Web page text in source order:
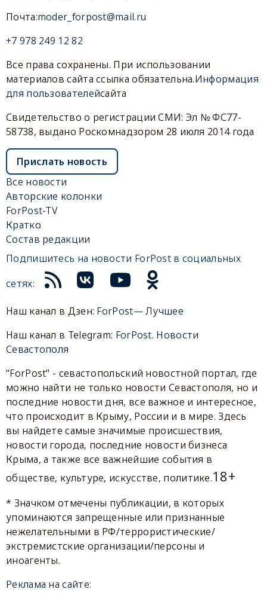
Почта:moder_forpost@mail.ru
+7 978 249 12 82
Все права сохранены. При использовании
материалов сайта ссылка обязательна.Информация
для пользователейсайта
Свидетельство о регистрации СМИ: Эл № ФС77-
58738, выдано Роскомнадзором 28 июля 2014 года
Прислать новость
Все новости
Авторские колонки
ForPost-TV
Кратко
Состав редакции
Подпишитесь на новости ForPost в социальных
сетях:
Наш канал в Дзен: ForPost— Лучшее
Наш канал в Telegram: ForPost. Новости
Севастополя
"ForPost" - севастопольский новостной портал, где
можно найти не только новости Севастополя, но и
последние новости дня, все важное и интересное,
что происходит в Крыму, России и в мире. Здесь
вы найдете самые значимые происшествия,
новости города, последние новости бизнеса
Крыма, а также все важнейшие события в
обществе, культуре, искусстве, политике.18+
* Значком отмечены публикации, в которых
упоминаются запрещенные или признанные
нежелательными в РФ/террористические/
экстремистские организации/персоны и
иноагенты.
Реклама на сайте: